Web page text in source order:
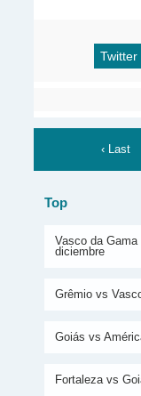
Twitter
‹ Last
Top
Vasco da
diciembre
Grêmio vs
Goiás vs
Fortaleza vs